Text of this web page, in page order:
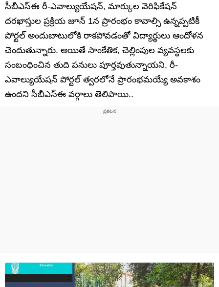
సీబీఎస్ఈ రీ-ఎవాల్యుయేషన్, మార్కుల వెరిఫికేషన్
దరఖాస్తుల ప్రక్రియ జూన్ 1న ప్రారంభం కావాల్సి ఉన్నప్పటికీ
పోర్టల్ అందుబాటులోకి రాకపోవడంతో విద్యార్థులు ఆందోళన
చెందుతున్నారు. అయితే సాంకేతిక, చెల్లింపుల వ్యవస్థలకు
సంబంధించిన తుది పనులు పూర్తవుతున్నాయని, రీ-
ఎవాల్యుయేషన్ పోర్టల్ త్వరలోనే ప్రారంభమయ్యే అవకాశం
ఉందని సీబీఎస్ఈ వర్గాలు తెలిపాయి..